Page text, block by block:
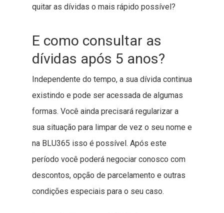
quitar as dívidas o mais rápido possível?
E como consultar as
dívidas após 5 anos?
Independente do tempo, a sua dívida continua
existindo e pode ser acessada de algumas
formas. Você ainda precisará regularizar a
sua situação para limpar de vez o seu nome e
na BLU365 isso é possível. Após este
período você poderá negociar conosco com
descontos, opção de parcelamento e outras
condições especiais para o seu caso.